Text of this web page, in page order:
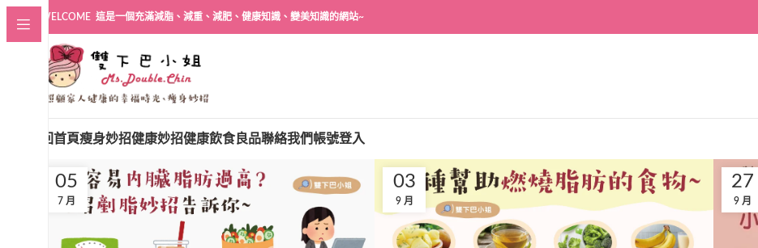
WELCOME 這是一個充滿減脂、減重、減肥、健康知識、變美知識的網站~
回首頁瘦身妙招健康妙招健康飲食良品聯絡我們帳號登入
05
7 月
03
9 月
27
9 月